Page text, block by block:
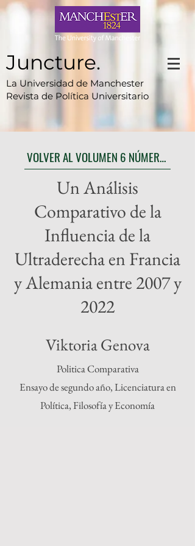
Juncture.
La Universidad de Manchester
Revista de Política Universitario
VOLVER AL VOLUMEN 6 NÚMERO 2
Un Análisis
Comparativo de la
Influencia de la
Ultraderecha en Francia
y Alemania entre 2007 y
2022
Viktoria Genova
Politica Comparativa
Ensayo de segundo año, Licenciatura en
Política, Filosofía y Economía